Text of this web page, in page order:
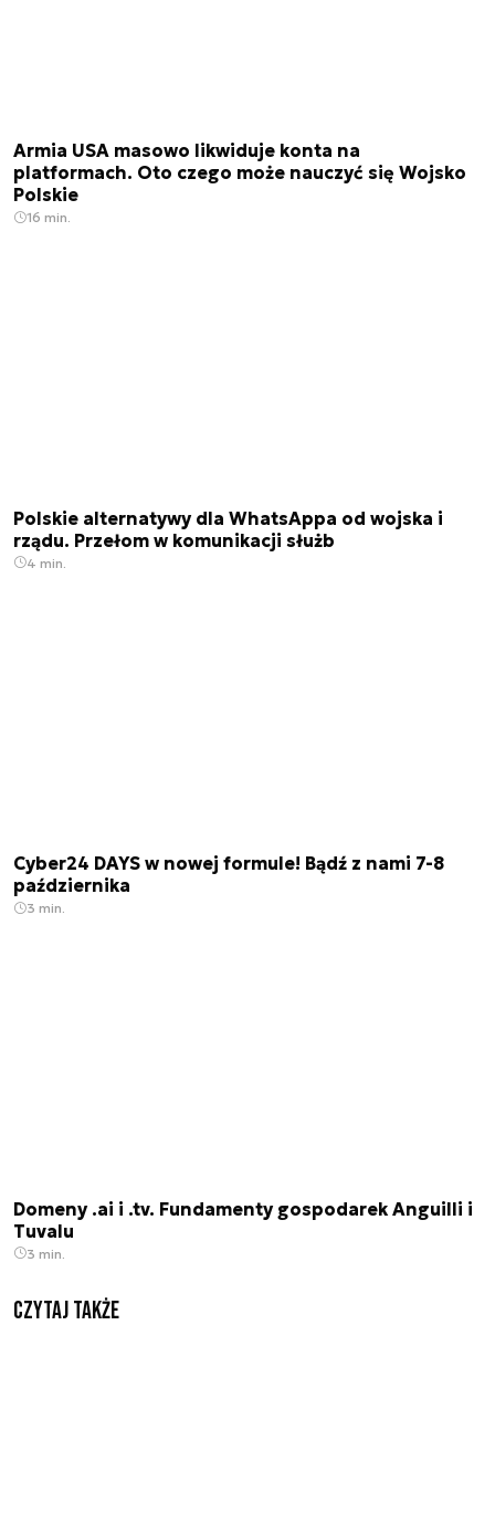
Armia USA masowo likwiduje konta na
platformach. Oto czego może nauczyć się Wojsko
Polskie
16 min.
Polskie alternatywy dla WhatsAppa od wojska i
rządu. Przełom w komunikacji służb
4 min.
Cyber24 DAYS w nowej formule! Bądź z nami 7-8
października
3 min.
Domeny .ai i .tv. Fundamenty gospodarek Anguilli i
Tuvalu
3 min.
Czytaj także